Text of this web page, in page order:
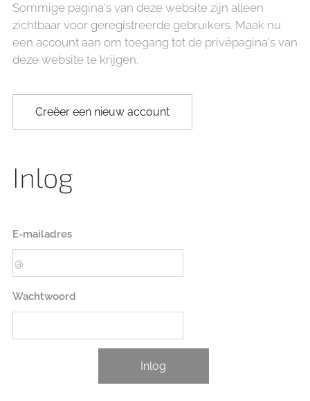
Sommige pagina's van deze website zijn alleen
zichtbaar voor geregistreerde gebruikers. Maak nu
een account aan om toegang tot de privépagina's van
deze website te krijgen.
Creëer een nieuw account
Inlog
E-mailadres
Wachtwoord
Inlog